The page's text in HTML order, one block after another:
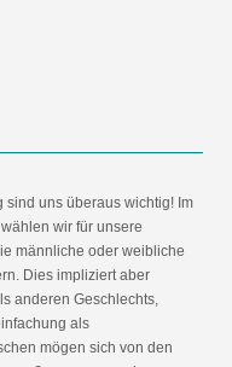
uns überaus wichtig! Im
wir für unsere
männliche oder weibliche
Dies impliziert aber
anderen Geschlechts,
als
mögen sich von den